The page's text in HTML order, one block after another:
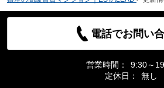
電話でお問い
営業時間：
9:30～
定休日：
無し